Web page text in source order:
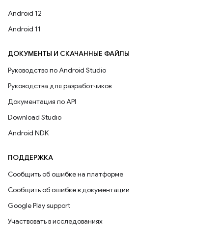
Android 12
Android 11
ДОКУМЕНТЫ И СКАЧАННЫЕ ФАЙЛЫ
Руководство по Android Studio
Руководства для разработчиков
Документация по API
Download Studio
Android NDK
ПОДДЕРЖКА
Сообщить об ошибке на платформе
Сообщить об ошибке в документации
Google Play support
Участвовать в исследованиях